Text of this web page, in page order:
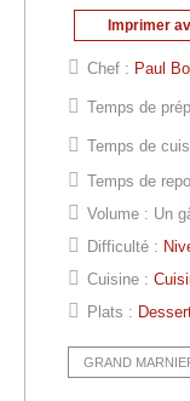
Imprimer
Chef : Paul
Temps de
Temps de
Temps de
Volume : Un
Difficulté :
Cuisine :
Plats :
GRAND